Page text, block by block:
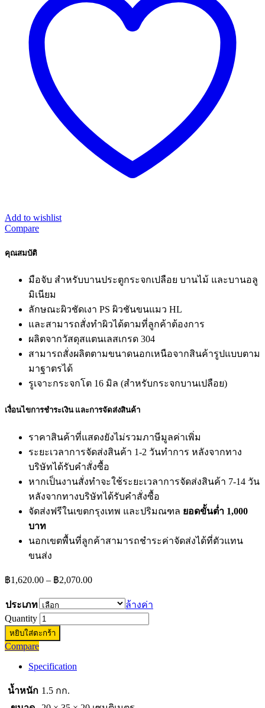
Add to wishlist
Compare
คุณสมบัติ
มือจับ สำหรับบานประตูกระจกเปลือย บานไม้ และบานอลู
มิเนียม
ลักษณะผิวชัดเงา PS ผิวชันขนแมว HL
และสามารถสั่งทำผิวได้ตามที่ลูกค้าต้องการ
ผลิตจากวัสดุสแตนเลสเกรด 304
สามารถสั่งผลิตตามขนาดนอกเหนือจากสินค้ารูปแบบตาม
มาฐาตรได้
รูเจาะกระจกโต 16 มิล (สำหรับกระจกบานเปลือย)
เงื่อนไขการชำระเงิน และการจัดส่งสินค้า
ราคาสินค้าที่แสดงยังไม่รวมภาษีมูลค่าเพิ่ม
ระยะเวลาการจัดส่งสินค้า 1-2 วันทำการ หลังจากทาง
บริษัทได้รับคำสั่งซื้อ
หากเป็นงานสั่งทำจะใช้ระยะเวลาการจัดส่งสินค้า 7-14 วัน
หลังจากทางบริษัทได้รับคำสั่งซื้อ
จัดส่งฟรีในเขตกรุงเทพ และปริมณฑล ยอดขั้นต่ำ 1,000
บาท
นอกเขตพื้นที่ลูกค้าสามารถชำระค่าจัดส่งได้ที่ตัวแทน
ขนส่ง
฿1,620.00 – ฿2,070.00Price
฿1,620.00
through
฿2,070.00
ประเภท
ล้างค่า
Quantity
หยิบใส่ตะกร้า
Compare
Specification
น้ำหนัก 1.5 กก.